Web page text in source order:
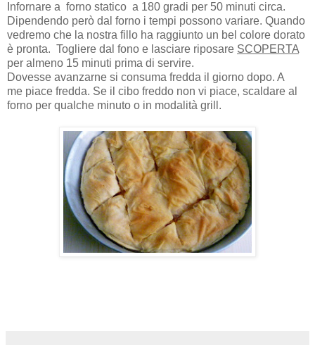
Infornare a forno statico a 180 gradi per 50 minuti circa.
Dipendendo però dal forno i tempi possono variare. Quando
vedremo che la nostra fillo ha raggiunto un bel colore dorato
è pronta. Togliere dal fono e lasciare riposare SCOPERTA
per almeno 15 minuti prima di servire.
Dovesse avanzarne si consuma fredda il giorno dopo. A
me piace fredda. Se il cibo freddo non vi piace, scaldare al
forno per qualche minuto o in modalità grill.